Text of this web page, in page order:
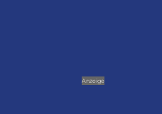
Anzeige